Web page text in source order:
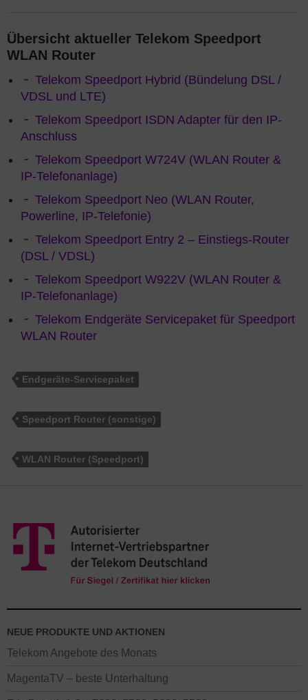
Übersicht aktueller Telekom Speedport
WLAN Router
Telekom Speedport Hybrid (Bündelung DSL /
VDSL und LTE)
Telekom Speedport ISDN Adapter für den IP-
Anschluss
Telekom Speedport W724V (WLAN Router &
IP-Telefonanlage)
Telekom Speedport Neo (WLAN Router,
Powerline, IP-Telefonie)
Telekom Speedport Entry 2 – Einstiegs-Router
(DSL / VDSL)
Telekom Speedport W922V (WLAN Router &
IP-Telefonanlage)
Telekom Endgeräte Servicepaket für Speedport
WLAN Router
Endgeräte-Servicepaket
Speedport Router (sonstige)
WLAN Router (Speedport)
NEUE PRODUKTE UND AKTIONEN
Telekom Angebote des Monats
MagentaTV – beste Unterhaltung